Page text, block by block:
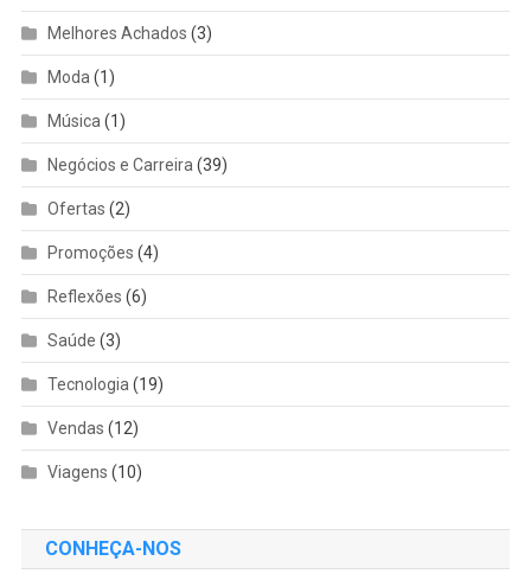
Melhores Achados (3)
Moda (1)
Música (1)
Negócios e Carreira (39)
Ofertas (2)
Promoções (4)
Reflexões (6)
Saúde (3)
Tecnologia (19)
Vendas (12)
Viagens (10)
CONHEÇA-NOS